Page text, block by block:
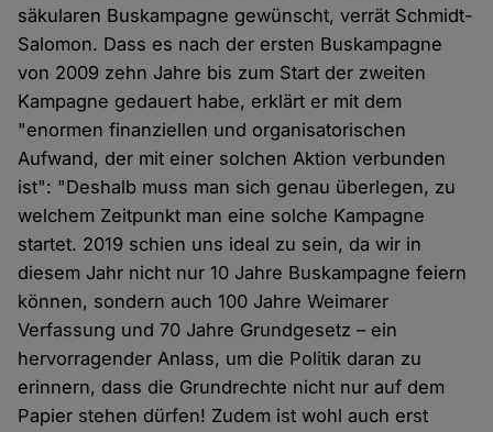
säkularen Buskampagne gewünscht, verrät Schmidt-
Salomon. Dass es nach der ersten Buskampagne
von 2009 zehn Jahre bis zum Start der zweiten
Kampagne gedauert habe, erklärt er mit dem
"enormen finanziellen und organisatorischen
Aufwand, der mit einer solchen Aktion verbunden
ist": "Deshalb muss man sich genau überlegen, zu
welchem Zeitpunkt man eine solche Kampagne
startet. 2019 schien uns ideal zu sein, da wir in
diesem Jahr nicht nur 10 Jahre Buskampagne feiern
können, sondern auch 100 Jahre Weimarer
Verfassung und 70 Jahre Grundgesetz – ein
hervorragender Anlass, um die Politik daran zu
erinnern, dass die Grundrechte nicht nur auf dem
Papier stehen dürfen! Zudem ist wohl auch erst